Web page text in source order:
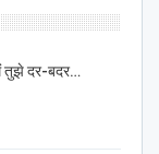
तुझे दर-बदर…